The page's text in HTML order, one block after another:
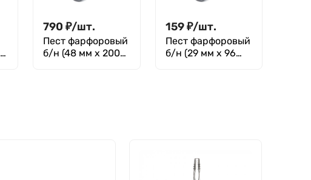
790 ₽/шт.
Пест фарфоровый
б/н (48 мм х 200
159₽/шт.
Пест фарфоровый
б/н (29 мм х 96